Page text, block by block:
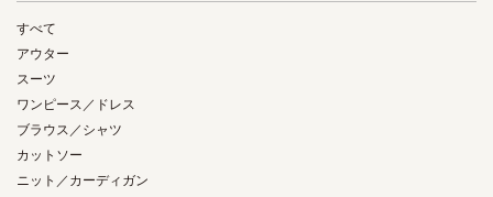
すべて
アウター
スーツ
ワンピース／ドレス
ブラウス／シャツ
カットソー
ニット／カーディガン